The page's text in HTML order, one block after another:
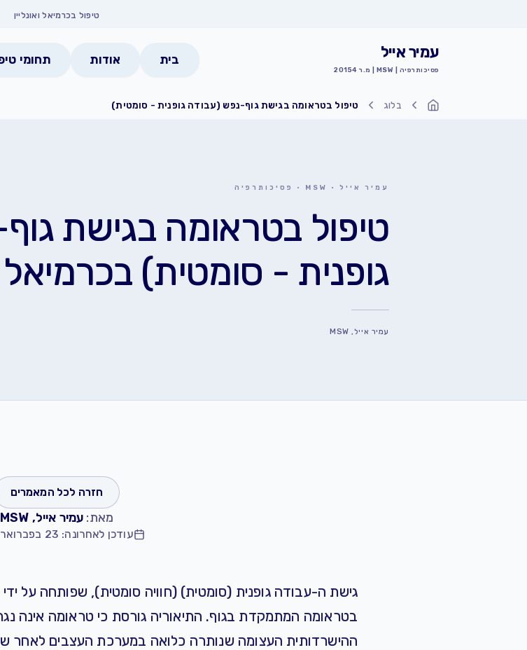
טיפול בכרמיאל ואונליין
עמיר אייל
פסיכותרפיה | MSW | מ.ר 20154
בית אודות תחומי
בלוג טיפול בטראומה בגישת גוף-נפש (עבודה גופנית - סומטית)
עמיר אייל · MSW · פסיכותרפיה
טיפול בטראומה בגישת
גופנית - סומטית) בכרמיאל
עמיר אייל, MSW
חזרה לכל המאמרים
מאת: עמיר אייל, MSW
עודכן לאחרונה: 23 בפברואר 2026
גישת ה-עבודה גופנית (סומטית) (חוויה סומטית), שפותחה על ידי
בטראומה המתמקדת בגוף. התיאוריה גורסת כי טראומה אינה
ההישרדותית העצומה שנותרה כלואה במערכת העצבים לאחר